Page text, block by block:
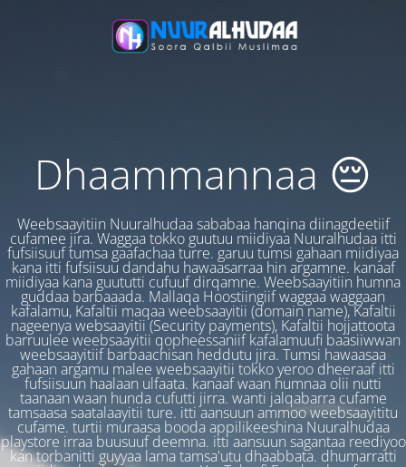
Dhaammannaa 😔
Weebsaayitiin Nuuralhudaa sababaa hanqina diinagdeetiif
cufamee jira. Waggaa tokko guutuu miidiyaa Nuuralhudaa itti
fufsiisuuf tumsa gaafachaa turre. garuu tumsi gahaan miidiyaa
kana itti fufsiisuu dandahu hawaasarraa hin argamne. kanaaf
miidiyaa kana guututti cufuuf dirqamne. Weebsaayitiin humna
guddaa barbaaada. Mallaqa Hoostiingiif waggaa waggaan
kafalamu, Kafaltii maqaa weebsaayitii (domain name), Kafaltii
nageenya websaayitii (Security payments), Kafaltii hojjattoota
barruulee weebsaayitii qopheessaniif kafalamuufi baasiiwwan
weebsaayitiif barbaachisan heddutu jira. Tumsi hawaasaa
gahaan argamu malee weebsaayitii tokko yeroo dheeraaf itti
fufsiisuun haalaan ulfaata. kanaaf waan humnaa olii nutti
taanaan waan hunda cufutti jirra. wanti jalqabarra cufame
tamsaasa saatalaayitii ture. itti aansuun ammoo weebsaayititu
cufame. turtii muraasa booda appilikeeshina Nuuralhudaa
playstore irraa buusuuf deemna. itti aansuun sagantaa reediyoo
kan torbanitti guyyaa lama tamsa'utu dhaabbata. dhumarratti